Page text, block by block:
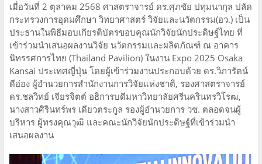
เมื่อวันที่ 2 ตุลาคม 2568 ศาสตราจารย์ ดร.ศุภชัย ปทุมนากุล ปลัด
กระทรวงการอุดมศึกษา วิทยาศาสตร์ วิจัยและนวัตกรรม(อว.) เป็น
ประธานในพิธีมอบเกียรติบัตรขอบคุณนักวิจัยนักประดิษฐ์ไทย ที่
เข้าร่วมนำเสนอผลงานวิจัย นวัตกรรมและผลิตภัณฑ์ ณ อาคาร
นิทรรศการไทย (Thailand Pavilion) ในงาน Expo 2025 Osaka
Kansai ประเทศญี่ปุ่น โดยผู้เข้าร่วมงานประกอบด้วย ดร.วิภารัตน์
ดีอ่อง ผู้อำนวยการสำนักงานการวิจัยแห่งชาติ, รองศาสตราจารย์
ดร.ชลวิทย์ เจียรจิตต์ อธิการบดีมหาวิทยาลัยศรีนครินทรวิโรฒ,
นางสาวศิรินทร์พร เดียวตระกูล รองผู้อำนวยการ วช. ตลอดจนผู้
บริหาร ผู้ทรงคุณวุฒิ และคณะนักวิจัยนักประดิษฐ์ที่เข้าร่วมนำ
เสนอผลงาน